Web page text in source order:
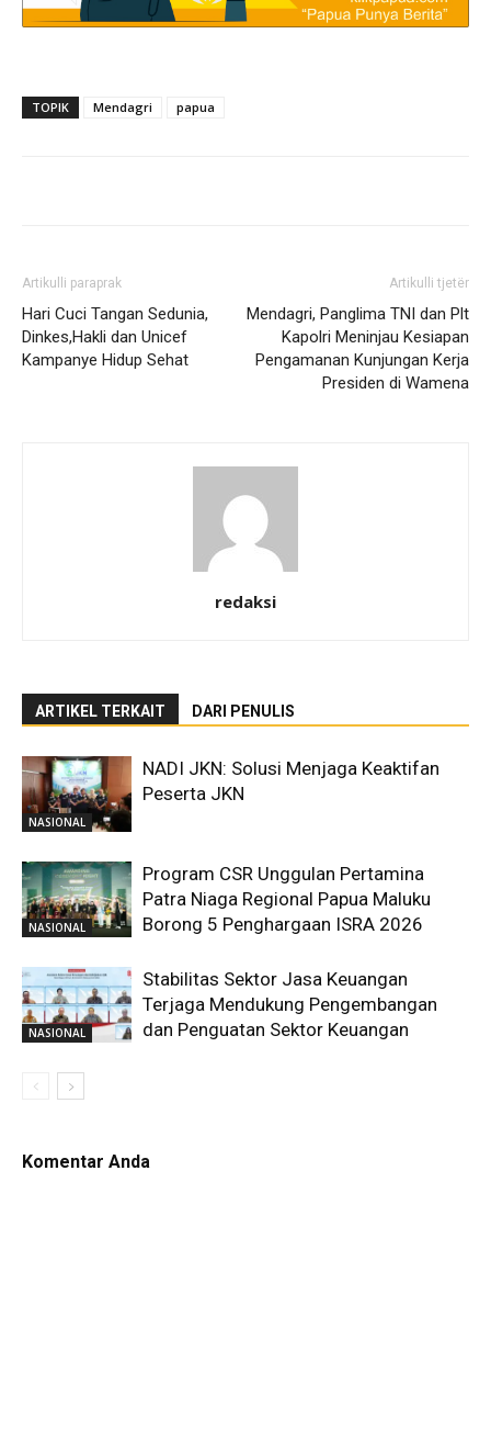
TOPIK Mendagri papua
Artikulli paraprak
Hari Cuci Tangan Sedunia,
Dinkes,Hakli dan Unicef
Kampanye Hidup Sehat
Artikulli tjetër
Mendagri, Panglima TNI dan Plt
Kapolri Meninjau Kesiapan
Pengamanan Kunjungan Kerja
Presiden di Wamena
redaksi
ARTIKEL TERKAIT DARI PENULIS
NASIONAL
NADI JKN: Solusi Menjaga Keaktifan
Peserta JKN
NASIONAL
Program CSR Unggulan Pertamina
Patra Niaga Regional Papua Maluku
Borong 5 Penghargaan ISRA 2026
NASIONAL
Stabilitas Sektor Jasa Keuangan
Terjaga Mendukung Pengembangan
dan Penguatan Sektor Keuangan
Komentar Anda